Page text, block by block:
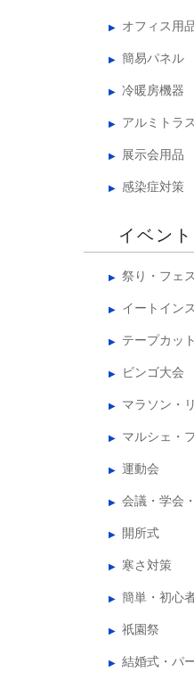
オフィス用
簡易パネル
冷暖房機器
アルミトラス
展示会用品
感染症対策
イベン
祭り・フェ
イートイン
テープカット
ビンゴ大会
マラソン・
マルシェ・
運動会
会議・学会
開所式
寒さ対策
簡単・初心
祇園祭
結婚式・パ